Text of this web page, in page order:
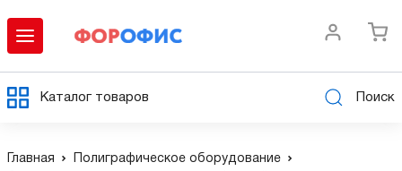
Каталог товаров Поиск
Главная
Полиграфическое оборудование